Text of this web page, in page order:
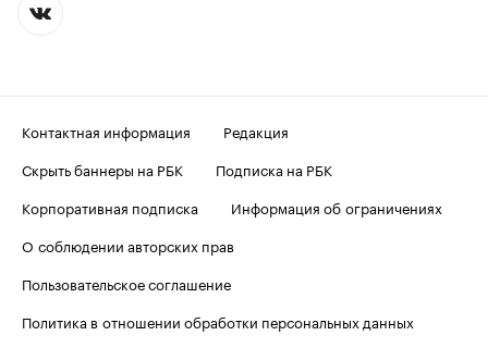
Контактная информация
Редакция
Скрыть баннеры на РБК
Подписка на РБК
Корпоративная подписка
Информация об ограничениях
О соблюдении авторских прав
Пользовательское соглашение
Политика в отношении обработки персональных данных